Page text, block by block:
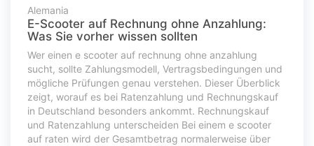
Alemania
E-Scooter auf Rechnung ohne Anzahlung:
Was Sie vorher wissen sollten
Wer einen e scooter auf rechnung ohne anzahlung
sucht, sollte Zahlungsmodell, Vertragsbedingungen und
mögliche Prüfungen genau verstehen. Dieser Überblick
zeigt, worauf es bei Ratenzahlung und Rechnungskauf
in Deutschland besonders ankommt. Rechnungskauf
und Ratenzahlung unterscheiden Bei einem e scooter
auf raten wird der Gesamtbetrag normalerweise über